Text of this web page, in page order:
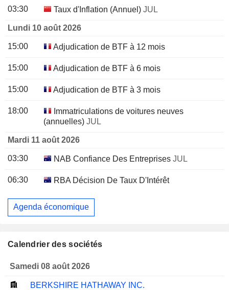
03:30 Taux d'Inflation (Annuel) JUL
Lundi 10 août 2026
15:00 Adjudication de BTF à 12 mois
15:00 Adjudication de BTF à 6 mois
15:00 Adjudication de BTF à 3 mois
18:00
Immatriculations de voitures neuves
(annuelles) JUL
Mardi 11 août 2026
03:30 NAB Confiance Des Entreprises JUL
06:30 RBA Décision De Taux D'Intérêt
Agenda économique
Calendrier des sociétés
Samedi 08 août 2026
BERKSHIRE HATHAWAY INC.